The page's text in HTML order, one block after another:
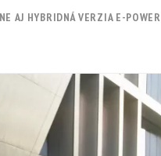
AJ HYBRIDNÁ VERZIA E-